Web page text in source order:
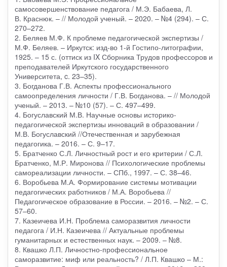
самосовершенствование педагога / М.Э. Бабаева, Л.
В. Краснюк. – // Молодой ученый. – 2020. – №4 (294). – С.
270–272.
2. Беляев М.Ф. К проблеме педагогической экспертизы /
М.Ф. Беляев. – Иркутск: изд-во 1-й Гостипо-литографии,
1925. – 15 с. (оттиск из IX Сборника Трудов профессоров и
преподавателей Иркутского государственного
Университета, c. 23–35).
3. Богданова Г.В. Аспекты профессионального
самоопределения личности / Г.В. Богданова. – // Молодой
ученый. – 2013. – №10 (57). – С. 497–499.
4. Богуславский М.В. Научные основы историко-
педагогической экспертизы инноваций в образовании /
М.В. Богуславский //Отечественная и зарубежная
педагогика. – 2016. – С. 9–17.
5. Братченко С.Л. Личностный рост и его критерии / С.Л.
Братченко, М.Р. Миронова // Психологические проблемы
самореализации личности. – СПб., 1997. – С. 38–46.
6. Воробьева М.А. Формирование системы мотивации
педагогических работников / М.А. Воробьева //
Педагогическое образование в России. – 2016. – №2. – С.
57–60.
7. Казеичева И.Н. Проблема саморазвития личности
педагога / И.Н. Казеичева // Актуальные проблемы
гуманитарных и естественных наук. – 2009. – №8.
8. Квашко Л.П. Личностно-профессиональное
саморазвитие: миф или реальность? / Л.П. Квашко – М.: